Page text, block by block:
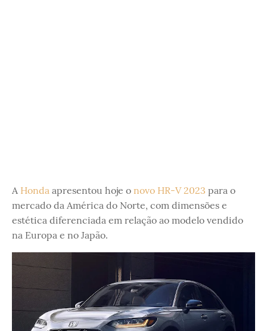
A Honda apresentou hoje o novo HR-V 2023 para o
mercado da América do Norte, com dimensões e
estética diferenciada em relação ao modelo vendido
na Europa e no Japão.